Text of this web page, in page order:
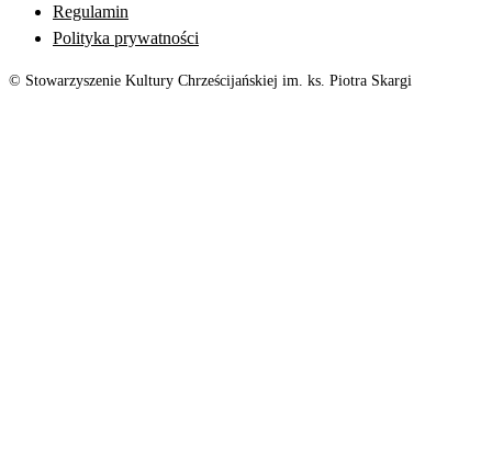
Regulamin
Polityka prywatności
© Stowarzyszenie Kultury Chrześcijańskiej im. ks. Piotra Skargi